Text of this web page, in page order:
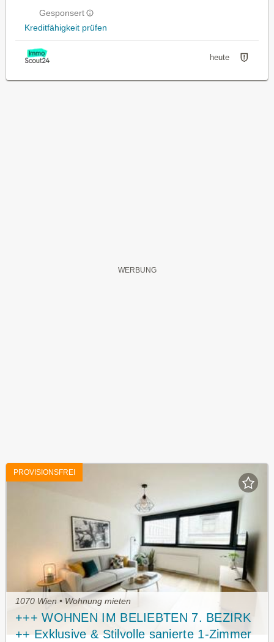
Gesponsert
Kreditfähigkeit prüfen
heute
PROVISIONSFREI
1070 Wien • Wohnung mieten
+++ WOHNEN IM BELIEBTEN 7. BEZIRK
++ Exklusive & Stilvolle sanierte 1-Zimmer